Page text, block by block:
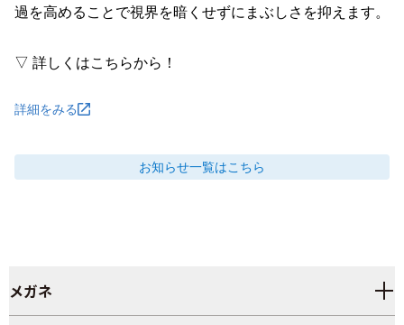
過を高めることで視界を暗くせずにまぶしさを抑えます。
▽ 詳しくはこちらから！
詳細をみる
お知らせ一覧はこちら
メガネ